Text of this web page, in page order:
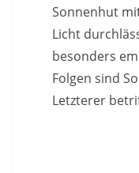
Sonnenhut
Licht
besonders
Folgen sind
Letzterer